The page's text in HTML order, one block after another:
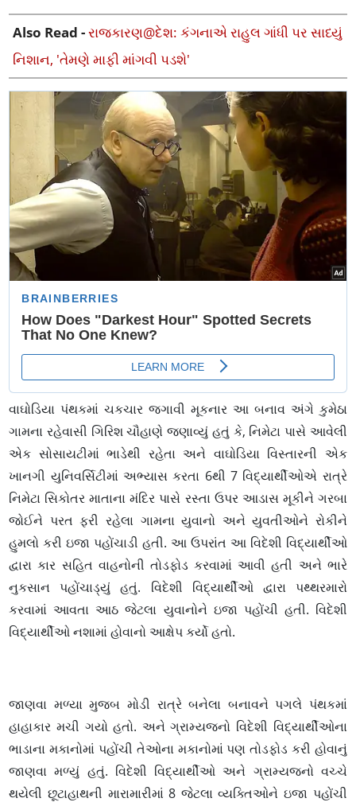
Also Read -રાજકારણ@દેશ: કંગનાએ રાહુલ ગાંધી પર સાધ્યું
નિશાન, 'તેમણે માફી માંગવી પડશે'
વાઘોડિયા પંથકમાં ચકચાર જગાવી મૂકનાર આ બનાવ અંગે કુમેઠા
ગામના રહેવાસી ગિરિશ ચૌહાણે જણાવ્યું હતું કે, નિમેટા પાસે આવેલી
એક સોસાયટીમાં ભાડેથી રહેતા અને વાઘોડિયા વિસ્તારની એક
ખાનગી યુનિવર્સિટીમાં અભ્યાસ કરતા 6થી 7 વિદ્યાર્થીઓએ રાત્રે
નિમેટા સિકોતર માતાના મંદિર પાસે રસ્તા ઉપર આડાસ મૂકીને ગરબા
જોઈને પરત ફરી રહેલા ગામના યુવાનો અને યુવતીઓને રોકીને
હુમલો કરી ઇજા પહોંચાડી હતી. આ ઉપરાંત આ વિદેશી વિદ્યાર્થીઓ
દ્વારા કાર સહિત વાહનોની તોડફોડ કરવામાં આવી હતી અને ભારે
નુકસાન પહોંચાડ્યું હતું. વિદેશી વિદ્યાર્થીઓ દ્વારા પથ્થરમારો
કરવામાં આવતા આઠ જેટલા યુવાનોને ઇજા પહોંચી હતી. વિદેશી
વિદ્યાર્થીઓ નશામાં હોવાનો આક્ષેપ કર્યો હતો.
જાણવા મળ્યા મુજબ મોડી રાત્રે બનેલા બનાવને પગલે પંથકમાં
હાહાકાર મચી ગયો હતો. અને ગ્રામ્યજનો વિદેશી વિદ્યાર્થીઓના
ભાડાના મકાનોમાં પહોંચી તેઓના મકાનોમાં પણ તોડફોડ કરી હોવાનું
જાણવા મળ્યું હતું. વિદેશી વિદ્યાર્થીઓ અને ગ્રામ્યજનો વચ્ચે
થયેલી છૂટાહાથની મારામારીમાં 8 જેટલા વ્યક્તિઓને ઇજા પહોંચી